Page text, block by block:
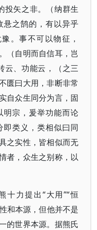
投矢之非。（纳群生
之鹄的，有以异乎
。事不可以物征，
（自明而自信耳，岂
云、功能云，（之三
匮曰大用，非断非常
自众生同分为言，固
宗，爰举功能而论
类义，类相似曰同
之实性，皆相似而无
者，众生之别称，以
十力提出“大用”“恒
和本源，但他并不是
的世界本源。据熊氏